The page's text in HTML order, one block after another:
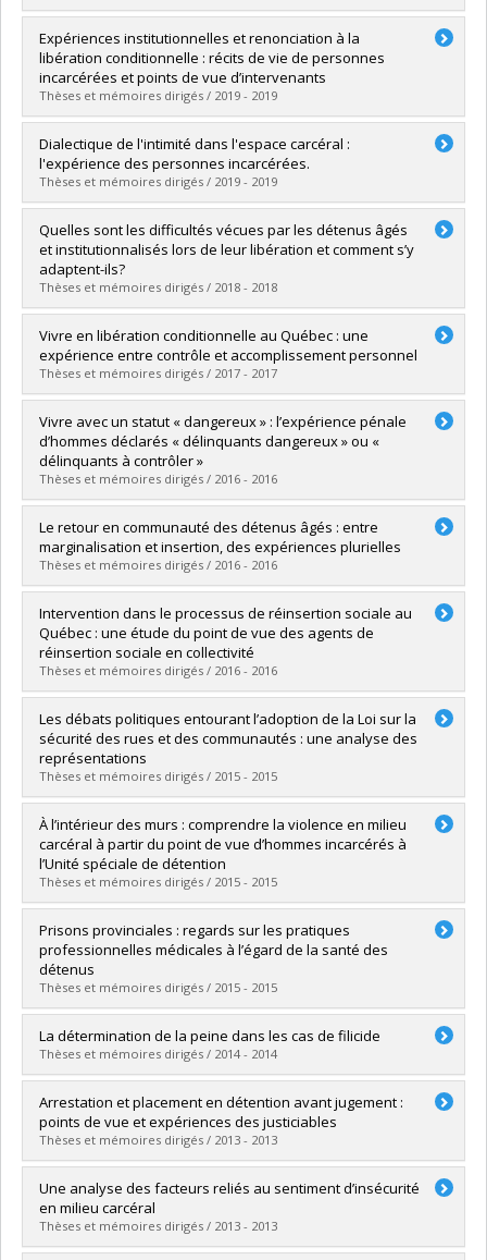
Lien vers le document dans Papyrus
Graduate :Gauvin, Alexandrine
Cycle :Master's
Grade :M. Sc.
Lien vers le document dans Papyrus
Expériences institutionnelles et renonciation à la
libération conditionnelle : récits de vie de personnes
incarcérées et points de vue d’intervenants
Thèses et mémoires dirigés / 2019 - 2019
Graduate :Delabruyère, Marion
Cycle :Master's
Grade :M. Sc.
Lien vers le document dans Papyrus
Dialectique de l'intimité dans l'espace carcéral :
l'expérience des personnes incarcérées.
Thèses et mémoires dirigés / 2019 - 2019
Graduate :Tschanz, Anaïs
Cycle :Doctoral
Grade :Ph. D.
Lien vers le document dans Papyrus
Quelles sont les difficultés vécues par les détenus âgés
et institutionnalisés lors de leur libération et comment s’y
adaptent-ils?
Thèses et mémoires dirigés / 2018 - 2018
Graduate :Beaudoin, Étienne
Cycle :Master's
Grade :M. Sc.
Lien vers le document dans Papyrus
Vivre en libération conditionnelle au Québec : une
expérience entre contrôle et accomplissement personnel
Thèses et mémoires dirigés / 2017 - 2017
Graduate :Autixier, Cateline
Cycle :Master's
Grade :M. Sc.
Lien vers le document dans Papyrus
Vivre avec un statut « dangereux » : l’expérience pénale
d’hommes déclarés « délinquants dangereux » ou «
délinquants à contrôler »
Thèses et mémoires dirigés / 2016 - 2016
Graduate :Rousseau, Christine R.
Cycle :Master's
Grade :M. Sc.
Lien vers le document dans Papyrus
Le retour en communauté des détenus âgés : entre
marginalisation et insertion, des expériences plurielles
Thèses et mémoires dirigés / 2016 - 2016
Graduate :Guenat, Claire
Cycle :Master's
Grade :M. Sc.
Lien vers le document dans Papyrus
Intervention dans le processus de réinsertion sociale au
Québec : une étude du point de vue des agents de
réinsertion sociale en collectivité
Thèses et mémoires dirigés / 2016 - 2016
Graduate :Roy, Emmanuelle
Cycle :Master's
Grade :M. Sc.
Lien vers le document dans Papyrus
Les débats politiques entourant l’adoption de la Loi sur la
sécurité des rues et des communautés : une analyse des
représentations
Thèses et mémoires dirigés / 2015 - 2015
Graduate :Watts, Kelsey
Cycle :Master's
Grade :M. Sc.
Lien vers le document dans Papyrus
À l’intérieur des murs : comprendre la violence en milieu
carcéral à partir du point de vue d’hommes incarcérés à
l’Unité spéciale de détention
Thèses et mémoires dirigés / 2015 - 2015
Graduate :Phillips, Trina
Cycle :Master's
Grade :M. Sc.
Lien vers le document dans Papyrus
Prisons provinciales : regards sur les pratiques
professionnelles médicales à l’égard de la santé des
détenus
Thèses et mémoires dirigés / 2015 - 2015
Graduate :Meunier, Éloïse
Cycle : Master's
Grade :M. Sc.
Lien vers le document dans Papyrus
La détermination de la peine dans les cas de filicide
Thèses et mémoires dirigés / 2014 - 2014
Graduate :Lemire Moreau, Jessy
Cycle : Master's
Grade :M. Sc.
Lien vers le document dans Papyrus
Arrestation et placement en détention avant jugement :
points de vue et expériences des justiciables
Thèses et mémoires dirigés / 2013 - 2013
Graduate :Brassard, Virginie
Cycle :Master's
Grade :M. Sc.
Lien vers le document dans Papyrus
Une analyse des facteurs reliés au sentiment d’insécurité
en milieu carcéral
Thèses et mémoires dirigés / 2013 - 2013